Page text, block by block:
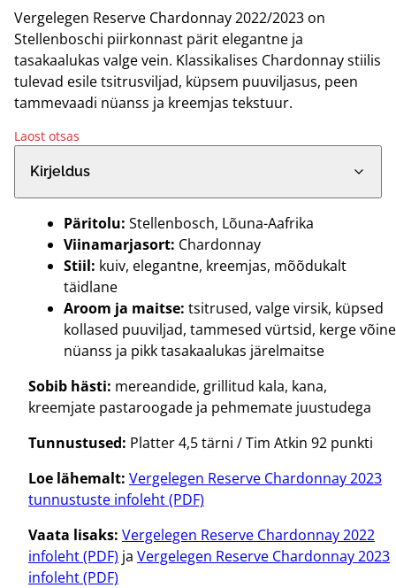
Vergelegen Reserve Chardonnay 2022/2023 on
Stellenboschi piirkonnast pärit elegantne ja
tasakaalukas valge vein. Klassikalises Chardonnay stiilis
tulevad esile tsitrusviljad, küpsem puuviljasus, peen
tammevaadi nüanss ja kreemjas tekstuur.
Laost otsas
Kirjeldus
Päritolu: Stellenbosch, Lõuna-Aafrika
Viinamarjasort: Chardonnay
Stiil: kuiv, elegantne, kreemjas, mõõdukalt
täidlane
Aroom ja maitse: tsitrused, valge virsik, küpsed
kollased puuviljad, tammesed vürtsid, kerge võine
nüanss ja pikk tasakaalukas järelmaitse
Sobib hästi: mereandide, grillitud kala, kana,
kreemjate pastaroogade ja pehmemate juustudega
Tunnustused: Platter 4,5 tärni / Tim Atkin 92 punkti
Loe lähemalt: Vergelegen Reserve Chardonnay 2023
tunnustuste infoleht (PDF)
Vaata lisaks: Vergelegen Reserve Chardonnay 2022
infoleht (PDF) ja Vergelegen Reserve Chardonnay 2023
infoleht (PDF)